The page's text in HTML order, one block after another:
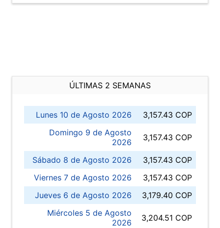
ÚLTIMAS 2 SEMANAS
Lunes 10 de Agosto 2026
3,157.43 COP
Domingo 9 de Agosto
2026
3,157.43 COP
Sábado 8 de Agosto 2026
3,157.43 COP
Viernes 7 de Agosto 2026
3,157.43 COP
Jueves 6 de Agosto 2026
3,179.40 COP
Miércoles 5 de Agosto
2026
3,204.51 COP